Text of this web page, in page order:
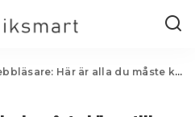
Här är alla du måste känna till